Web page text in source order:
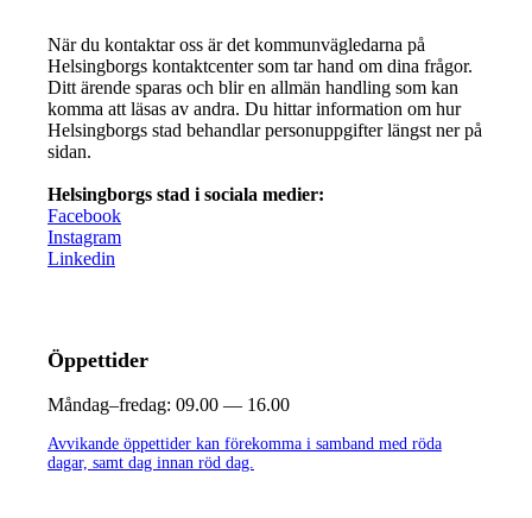
När du kontaktar oss är det kommunvägledarna på
Helsingborgs kontaktcenter som tar hand om dina frågor.
Ditt ärende sparas och blir en allmän handling som kan
komma att läsas av andra. Du hittar information om hur
Helsingborgs stad behandlar personuppgifter längst ner på
sidan.
Helsingborgs stad i sociala medier:
Facebook
Instagram
Linkedin
Öppettider
Måndag–fredag: 09.00 — 16.00
Avvikande öppettider kan förekomma i samband med röda
dagar, samt dag innan röd dag.